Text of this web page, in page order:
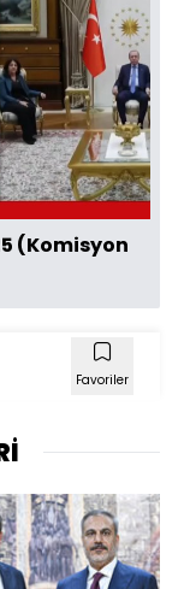
(Komisyon
Favoriler